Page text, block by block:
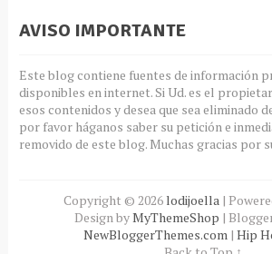
AVISO IMPORTANTE
Este blog contiene fuentes de información
disponibles en internet. Si Ud. es el
esos contenidos y desea que sea eliminado
por favor háganos saber su petición e
removido de este blog. Muchas gracias por
Copyright © 2026 lodijoella|
Design byMyThemeShop |
NewBloggerThemes.com| Hip